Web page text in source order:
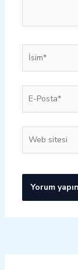
İsim*
Posta*
sitesi